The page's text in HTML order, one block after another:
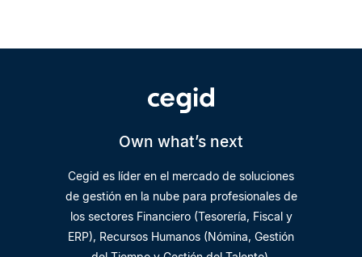
Own what’s next
Cegid es líder en el mercado de soluciones
de gestión en la nube para profesionales de
los sectores Financiero (Tesorería, Fiscal y
ERP), Recursos Humanos (Nómina, Gestión